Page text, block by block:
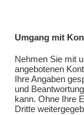
Umgang mit
Nehmen Sie mit
angebotenen
Ihre Angaben
und
kann. Ohne Ihre
Dritte